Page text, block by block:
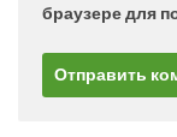
браузере для